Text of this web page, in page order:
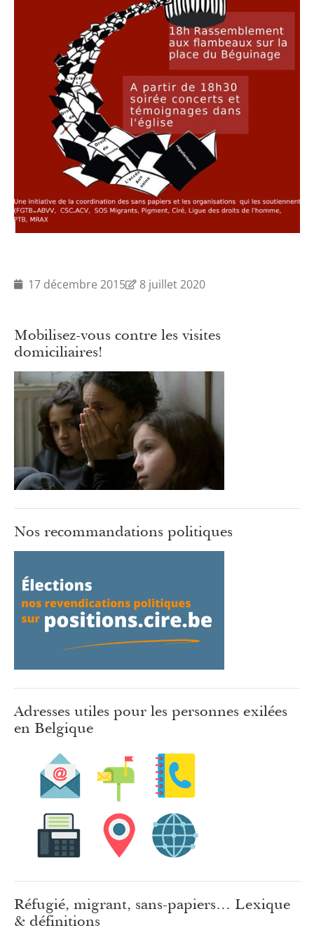
17 décembre 2015 8 juillet 2020
Mobilisez-vous contre les visites
domiciliaires!
Nos recommandations politiques
Adresses utiles pour les personnes exilées
en Belgique
Réfugié, migrant, sans-papiers… Lexique
& définitions